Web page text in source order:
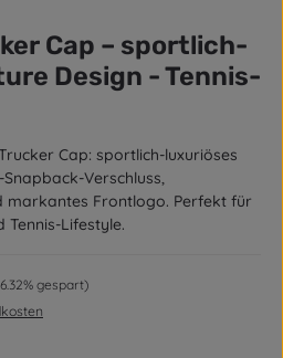
Cap – sportlich-
Design - Tennis-
Cap: sportlich-luxuriöses
Verschluss,
markantes Frontlogo. Perfekt für
Tennis-Lifestyle.
Preis:gespart)